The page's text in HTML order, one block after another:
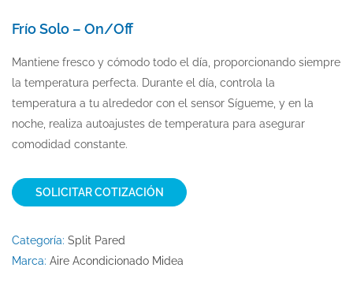
Frío Solo – On/Off
Mantiene fresco y cómodo todo el día, proporcionando siempre
la temperatura perfecta. Durante el día, controla la
temperatura a tu alrededor con el sensor Sígueme, y en la
noche, realiza autoajustes de temperatura para asegurar
comodidad constante.
SOLICITAR COTIZACIÓN
Categoría: Split Pared
Marca: Aire Acondicionado Midea